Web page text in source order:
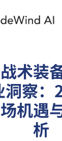
术装
洞察：
机遇
析